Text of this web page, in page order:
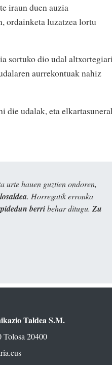
iraun duen auzia
ordainketa luzatzea lortu
sortuko dio udal
aurrekontuak nahiz
die udalak, eta
urte hauen guztien ondoren,
. Horregatik erronka
berribehar ditugu. Zu
Taldea S.M.
Tolosa 20400